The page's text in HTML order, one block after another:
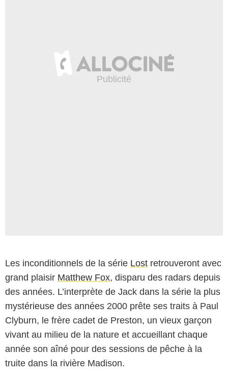
Les inconditionnels de la série Lost retrouveront avec
grand plaisir Matthew Fox, disparu des radars depuis
des années. L’interprète de Jack dans la série la plus
mystérieuse des années 2000 prête ses traits à Paul
Clyburn, le frère cadet de Preston, un vieux garçon
vivant au milieu de la nature et accueillant chaque
année son aîné pour des sessions de pêche à la
truite dans la rivière Madison.
Paramount+